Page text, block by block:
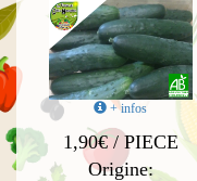
+ infos
1,90€ / PIECE
Origine: